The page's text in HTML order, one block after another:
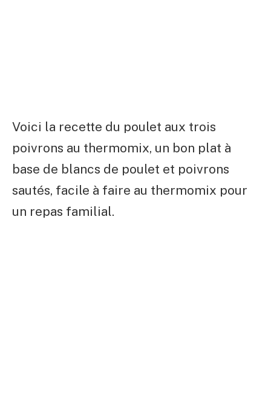
Voici la recette du poulet aux trois
poivrons au thermomix, un bon plat à
base de blancs de poulet et poivrons
sautés, facile à faire au thermomix pour
un repas familial.